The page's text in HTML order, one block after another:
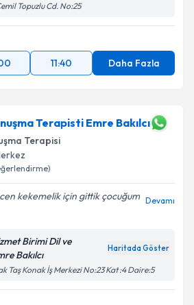
Topuzlu Cd. No:25
11:40 Daha Fazla
Terapisti Emre Bakılcı
Terapisi
kekemelik için gittik çocuğum Devamı
Birimi Dil ve
Bakılcı
Haritada Göster
Taş Konak İş Merkezi No:23 Kat :4 Daire:5